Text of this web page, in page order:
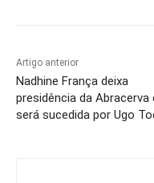
Artigo anterior
Nadhine França deixa
presidência da Abracerva
será sucedida por Ugo